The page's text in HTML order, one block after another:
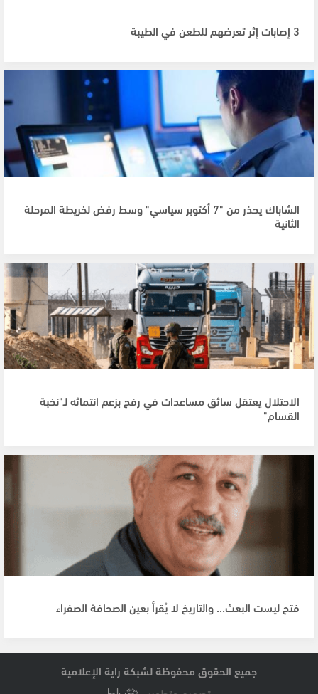
3 إصابات إثر تعرضهم للطعن في الطيبة
الشاباك يحذر من "7 أكتوبر سياسي" وسط رفض لخريطة المرحلة
الثانية
الاحتلال يعتقل سائق مساعدات في رفح بزعم انتمائه لـ"نخبة
القسام"
فتح ليست البعث… والتاريخ لا يُقرأ بعين الصحافة الصفراء
جميع الحقوق محفوظة لشبكة راية الإعلامية